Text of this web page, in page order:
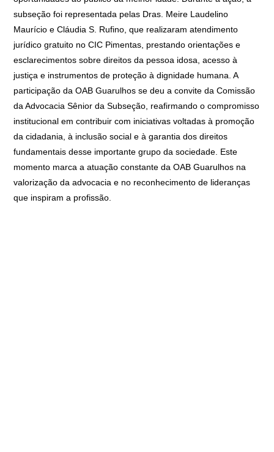
subseção foi representada pelas Dras. Meire Laudelino
Maurício e Cláudia S. Rufino, que realizaram atendimento
jurídico gratuito no CIC Pimentas, prestando orientações e
esclarecimentos sobre direitos da pessoa idosa, acesso à
justiça e instrumentos de proteção à dignidade humana. A
participação da OAB Guarulhos se deu a convite da Comissão
da Advocacia Sênior da Subseção, reafirmando o compromisso
institucional em contribuir com iniciativas voltadas à promoção
da cidadania, à inclusão social e à garantia dos direitos
fundamentais desse importante grupo da sociedade. Este
momento marca a atuação constante da OAB Guarulhos na
valorização da advocacia e no reconhecimento de lideranças
que inspiram a profissão.